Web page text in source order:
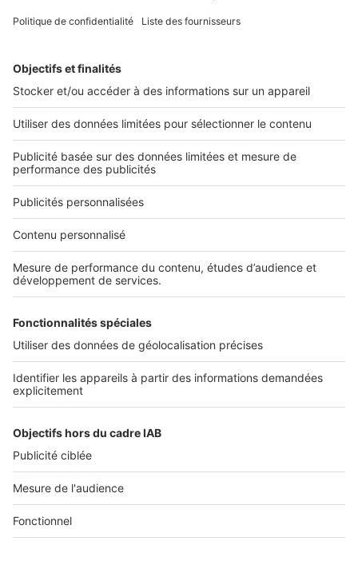
2 rue des Italiens 75009 Paris
01 53 38 80 00
Nos solutions pro
Actualités pro
Nous contacter
Connexion à My SeLoger Pro
Espace Presse